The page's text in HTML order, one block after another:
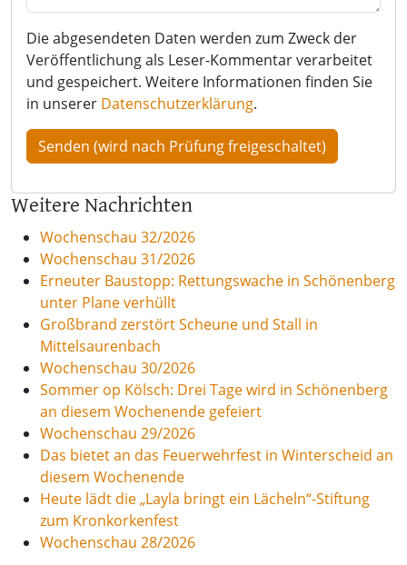
Die abgesendeten Daten werden zum Zweck der
Veröffentlichung als Leser-Kommentar verarbeitet
und gespeichert. Weitere Informationen finden Sie
in unserer Datenschutzerklärung.
Weitere Nachrichten
Wochenschau 32/2026
Wochenschau 31/2026
Erneuter Baustopp: Rettungswache in Schönenberg
unter Plane verhüllt
Großbrand zerstört Scheune und Stall in
Mittelsaurenbach
Wochenschau 30/2026
Sommer op Kölsch: Drei Tage wird in Schönenberg
an diesem Wochenende gefeiert
Wochenschau 29/2026
Das bietet an das Feuerwehrfest in Winterscheid an
diesem Wochenende
Heute lädt die „Layla bringt ein Lächeln“-Stiftung
zum Kronkorkenfest
Wochenschau 28/2026